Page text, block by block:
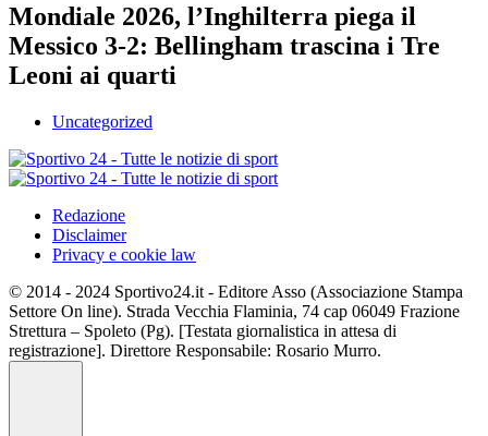
Mondiale 2026, l’Inghilterra piega il
Messico 3-2: Bellingham trascina i Tre
Leoni ai quarti
Uncategorized
Redazione
Disclaimer
Privacy e cookie law
© 2014 - 2024 Sportivo24.it - Editore Asso (Associazione Stampa
Settore On line). Strada Vecchia Flaminia, 74 cap 06049 Frazione
Strettura – Spoleto (Pg). [Testata giornalistica in attesa di
registrazione]. Direttore Responsabile: Rosario Murro.